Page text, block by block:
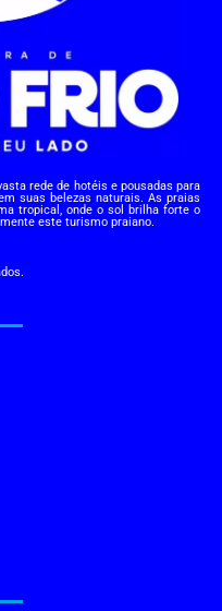
rede de hotéis e pousadas para
suas belezas naturais. As praias
tropical, onde o sol brilha forte o
este turismo praiano.